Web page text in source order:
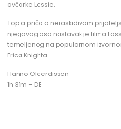
ovčarke Lassie.
Topla priča o neraskidivom
njegovog psa nastavak je filma
temeljenog na popularnom
Erica Knighta.
Hanno Olderdissen
1h 31m – DE